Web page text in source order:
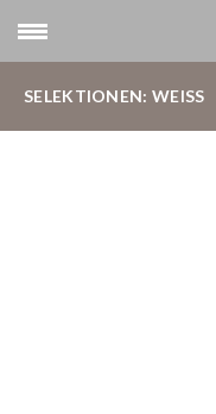
SELEKTIONEN: WEISS